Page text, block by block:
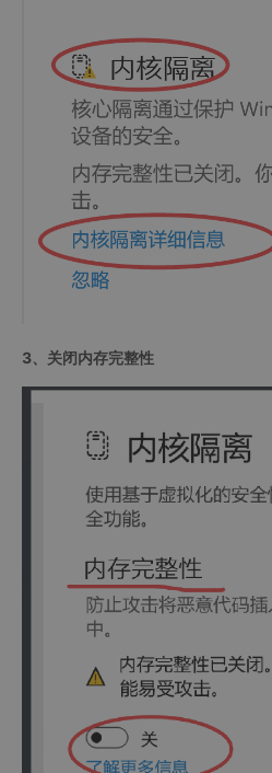
3、关闭内存完整性